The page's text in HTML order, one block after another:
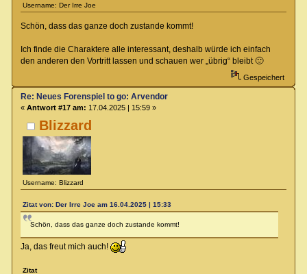
Username: Der Irre Joe
Schön, dass das ganze doch zustande kommt!
Ich finde die Charaktere alle interessant, deshalb würde ich einfach
den anderen den Vortritt lassen und schauen wer „übrig“ bleibt 🙂
Gespeichert
Blizzard
Username: Blizzard
Re: Neues Forenspiel to go: Arvendor
« Antwort #17 am: 17.04.2025 | 15:59 »
Zitat von: Der Irre Joe am 16.04.2025 | 15:33
Schön, dass das ganze doch zustande kommt!
Ja, das freut mich auch!
Zitat